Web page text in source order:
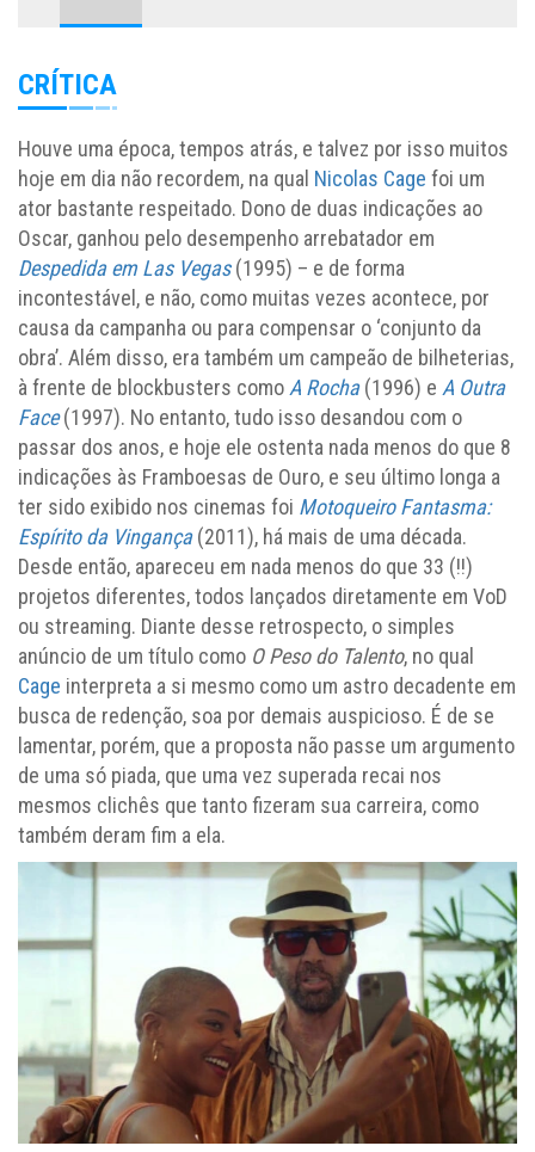
CRÍTICA
Houve uma época, tempos atrás, e talvez por isso muitos
hoje em dia não recordem, na qual Nicolas Cage foi um
ator bastante respeitado. Dono de duas indicações ao
Oscar, ganhou pelo desempenho arrebatador em
Despedida em Las Vegas(1995) – e de forma
incontestável, e não, como muitas vezes acontece, por
causa da campanha ou para compensar o ‘conjunto da
obra’. Além disso, era também um campeão de bilheterias,
à frente de blockbusters comoA Rocha(1996) e A Outra
Face(1997). No entanto, tudo isso desandou com o
passar dos anos, e hoje ele ostenta nada menos do que 8
indicações às Framboesas de Ouro, e seu último longa a
ter sido exibido nos cinemas foi Motoqueiro Fantasma:
Espírito da Vingança(2011), há mais de uma década.
Desde então, apareceu em nada menos do que 33 (!!)
projetos diferentes, todos lançados diretamente em VoD
ou streaming. Diante desse retrospecto, o simples
anúncio de um título como O Peso do Talento, no qual
Cage interpreta a si mesmo como um astro decadente em
busca de redenção, soa por demais auspicioso. É de se
lamentar, porém, que a proposta não passe um argumento
de uma só piada, que uma vez superada recai nos
mesmos clichês que tanto fizeram sua carreira, como
também deram fim a ela.